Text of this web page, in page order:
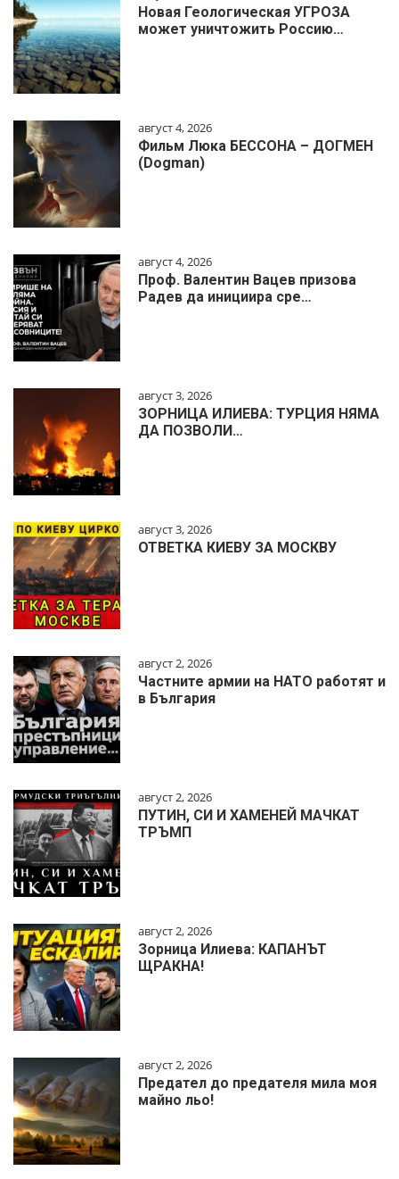
Новая Геологическая УГРОЗА
может уничтожить Россию…
август 4, 2026
Фильм Люка БЕССОНА – ДОГМЕН
(Dogman)
август 4, 2026
Проф. Валентин Вацев призова
Радев да инициира сре…
август 3, 2026
ЗОРНИЦА ИЛИЕВА: ТУРЦИЯ НЯМА
ДА ПОЗВОЛИ…
август 3, 2026
ОТВЕТКА КИЕВУ ЗА МОСКВУ
август 2, 2026
Частните армии на НАТО работят и
в България
август 2, 2026
ПУТИН, СИ И ХАМЕНЕЙ МАЧКАТ
ТРЪМП
август 2, 2026
Зорница Илиева: КАПАНЪТ
ЩРАКНА!
август 2, 2026
Предател до предателя мила моя
майно льо!